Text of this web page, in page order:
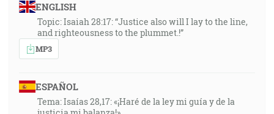
ENGLISH
Topic: Isaiah 28:17: “Justice also will I lay to the line,
and righteousness to the plummet.!”
MP3
ESPAÑOL
Tema: Isaías 28,17: «¡Haré de la ley mi guía y de la